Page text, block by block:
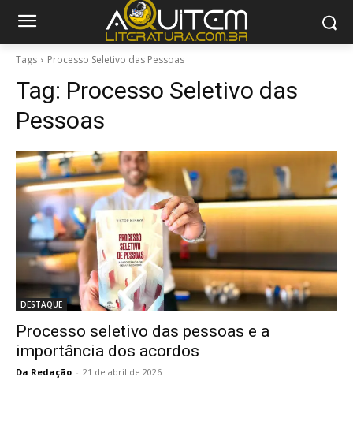
Tags Processo Seletivo das Pessoas
Tag: Processo Seletivo das
Pessoas
DESTAQUE
Processo seletivo das pessoas e a
importância dos acordos
Da Redação - 21 de abril de 2026